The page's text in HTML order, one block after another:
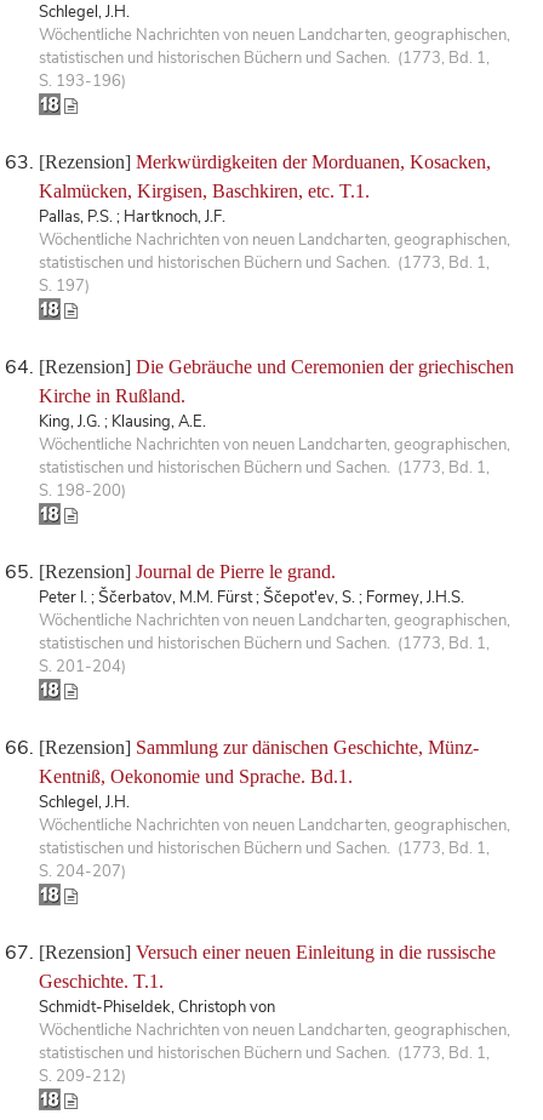
Schlegel, J.H.
Wöchentliche Nachrichten von neuen Landcharten, geographischen,
statistischen und historischen Büchern und Sachen. (1773, Bd. 1,
S. 193-196)
[Rezension] Merkwürdigkeiten der Morduanen, Kosacken,
Kalmücken, Kirgisen, Baschkiren, etc. T.1.
Pallas, P.S. ; Hartknoch, J.F.
Wöchentliche Nachrichten von neuen Landcharten, geographischen,
statistischen und historischen Büchern und Sachen. (1773, Bd. 1,
S. 197)
[Rezension] Die Gebräuche und Ceremonien der griechischen
Kirche in Rußland.
King, J.G. ; Klausing, A.E.
Wöchentliche Nachrichten von neuen Landcharten, geographischen,
statistischen und historischen Büchern und Sachen. (1773, Bd. 1,
S. 198-200)
[Rezension] Journal de Pierre le grand.
Peter I. ; Ščerbatov, M.M. Fürst ; Ščepot'ev, S. ; Formey, J.H.S.
Wöchentliche Nachrichten von neuen Landcharten, geographischen,
statistischen und historischen Büchern und Sachen. (1773, Bd. 1,
S. 201-204)
[Rezension] Sammlung zur dänischen Geschichte, Münz-
Kentniß, Oekonomie und Sprache. Bd.1.
Schlegel, J.H.
Wöchentliche Nachrichten von neuen Landcharten, geographischen,
statistischen und historischen Büchern und Sachen. (1773, Bd. 1,
S. 204-207)
[Rezension] Versuch einer neuen Einleitung in die russische
Geschichte. T.1.
Schmidt-Phiseldek, Christoph von
Wöchentliche Nachrichten von neuen Landcharten, geographischen,
statistischen und historischen Büchern und Sachen. (1773, Bd. 1,
S. 209-212)